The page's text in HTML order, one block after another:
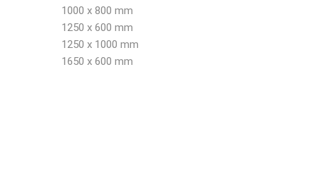
1000 x 800 mm
1250 x 600 mm
1250 x 1000 mm
1650 x 600 mm